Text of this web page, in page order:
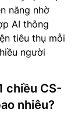
năng nhờ
AI thông
tiêu thụ mỗi
người
chiều CS-
nhiêu?